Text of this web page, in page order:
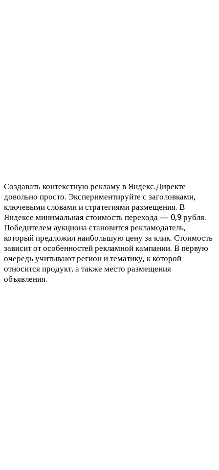
Создавать контекстную рекламу в Яндекс.Директе
довольно просто. Экспериментируйте с заголовками,
ключевыми словами и стратегиями размещения. В
Яндексе минимальная стоимость перехода — 0,9 рубля.
Победителем аукциона становится рекламодатель,
который предложил наибольшую цену за клик. Стоимость
зависит от особенностей рекламной кампании. В первую
очередь учитывают регион и тематику, к которой
относится продукт, а также место размещения
объявления.